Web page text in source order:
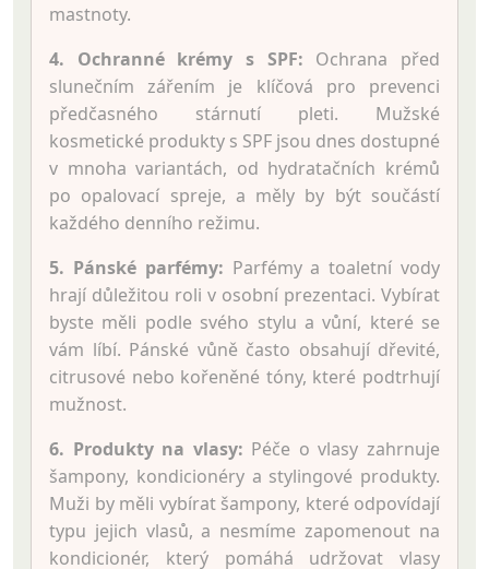
mastnoty.
4. Ochranné krémy s SPF: Ochrana před
slunečním zářením je klíčová pro prevenci
předčasného stárnutí pleti. Mužské
kosmetické produkty s SPF jsou dnes dostupné
v mnoha variantách, od hydratačních krémů
po opalovací spreje, a měly by být součástí
každého denního režimu.
5. Pánské parfémy: Parfémy a toaletní vody
hrají důležitou roli v osobní prezentaci. Vybírat
byste měli podle svého stylu a vůní, které se
vám líbí. Pánské vůně často obsahují dřevité,
citrusové nebo kořeněné tóny, které podtrhují
mužnost.
6. Produkty na vlasy: Péče o vlasy zahrnuje
šampony, kondicionéry a stylingové produkty.
Muži by měli vybírat šampony, které odpovídají
typu jejich vlasů, a nesmíme zapomenout na
kondicionér, který pomáhá udržovat vlasy